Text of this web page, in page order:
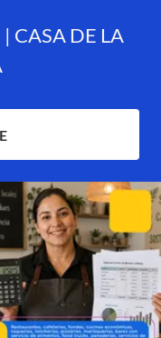
CASA DE LA